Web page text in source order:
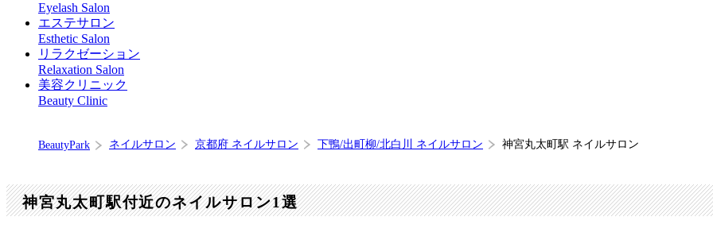
Eyelash Salon
エステサロン
Esthetic Salon
リラクゼーション
Relaxation Salon
美容クリニック
Beauty Clinic
BeautyPark ネイルサロン 京都府 ネイルサロン 下鴨/出町柳/北白川 ネイルサロン 神宮丸太町駅 ネイルサロン
神宮丸太町駅付近のネイルサロン1選